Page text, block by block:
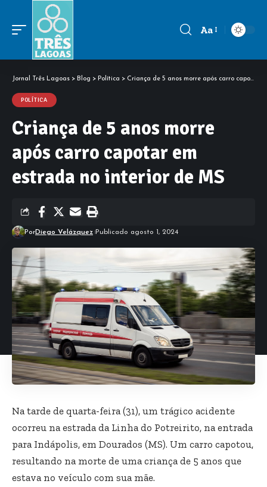
Font
Aa
Jornal Três Lagoas > Blog > Política > Criança de 5 anos morre após carro capotar em estrada no interior de MS
POLÍTICA
Criança de 5 anos morre
após carro capotar em
estrada no interior de MS
PorDiego Velázquez Publicado agosto 1, 2024
Na tarde de quarta-feira (31), um trágico acidente
ocorreu na estrada da Linha do Potreirito, na entrada
para Indápolis, em Dourados (MS). Um carro capotou,
resultando na morte de uma criança de 5 anos que
estava no veículo com sua mãe.